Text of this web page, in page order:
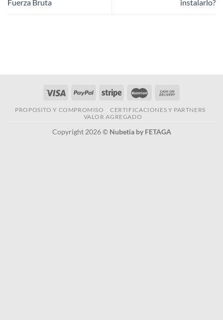
Fuerza Bruta
instalarlo?
PROPOSITO Y COMPROMISO
CERTIFICACIONES Y PARTNERS
VALOR AGREGADO
Copyright 2026 © Nubetia by FETAGA